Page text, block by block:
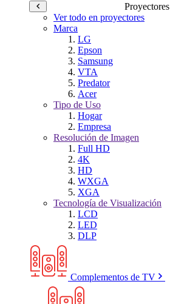
Proyectores
Ver todo en proyectores
Marca
LG
Epson
Samsung
VTA
Predator
Acer
Tipo de Uso
Hogar
Empresa
Resolución de Imagen
Full HD
4K
HD
WXGA
XGA
Tecnología de Visualización
LCD
LED
DLP
Complementos de TV